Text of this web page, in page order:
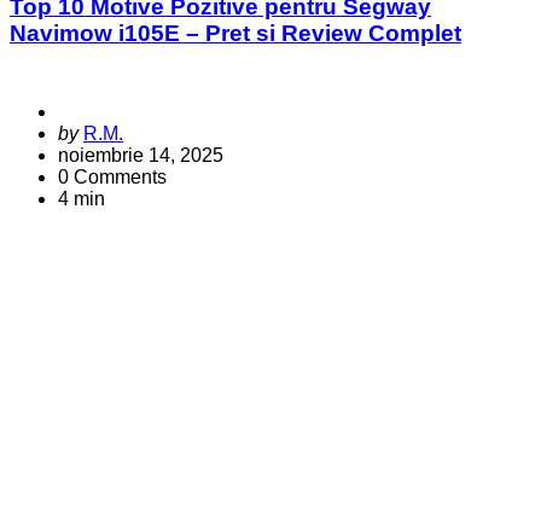
Top 10 Motive Pozitive pentru Segway
Navimow i105E – Pret si Review Complet
Posted
by
by R.M.
noiembrie 14, 2025
0 Comments
4 min